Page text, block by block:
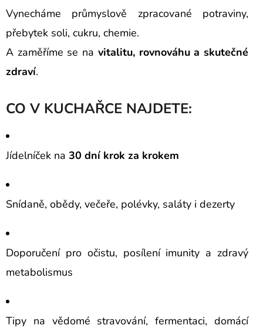
Vynecháme průmyslově zpracované potraviny,
přebytek soli, cukru, chemie.
A zaměříme se na vitalitu, rovnováhu a skutečné
zdraví.
CO V KUCHAŘCE NAJDETE:
Jídelníček na 30 dní krok za krokem
Snídaně, obědy, večeře, polévky, saláty i dezerty
Doporučení pro očistu, posílení imunity a zdravý
metabolismus
Tipy na vědomé stravování, fermentaci, domácí